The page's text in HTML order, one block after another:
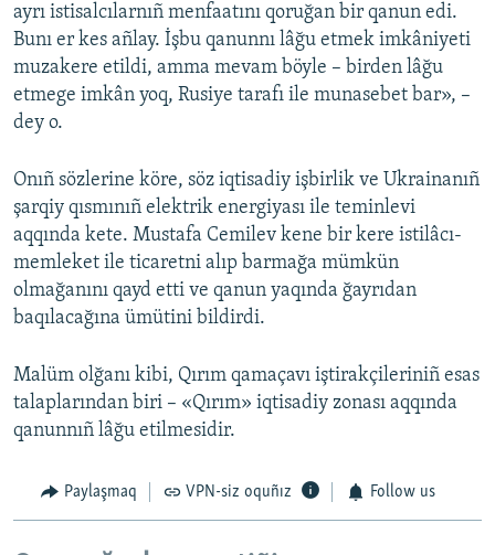
ayrı istisalcılarnıñ menfaatını qoruğan bir qanun edi.
Bunı er kes añlay. İşbu qanunnı lâğu etmek imkâniyeti
muzakere etildi, amma mevam böyle – birden lâğu
etmege imkân yoq, Rusiye tarafı ile munasebet bar», –
dey o.
Onıñ sözlerine köre, söz iqtisadiy işbirlik ve Ukrainanıñ
şarqiy qısmınıñ elektrik energiyası ile teminlevi
aqqında kete. Mustafa Cemilev kene bir kere istilâcı-
memleket ile ticaretni alıp barmağa mümkün
olmağanını qayd etti ve qanun yaqında ğayrıdan
baqılacağına ümütini bildirdi.
Malüm olğanı kibi, Qırım qamaçavı iştirakçileriniñ esas
talaplarından biri – «Qırım» iqtisadiy zonası aqqında
qanunnıñ lâğu etilmesidir.
Paylaşmaq VPN-siz oquñız Follow us